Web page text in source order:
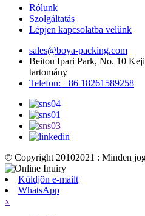
Rólunk
Szolgáltatás
Lépjen kapcsolatba velünk
sales@boya-packing.com
Beitou Ipari Park, No. 10
tartomány
Telefon: +86 18261589258
© Copyright 20102021 : Minden
Küldjön e-mailt
WhatsApp
x